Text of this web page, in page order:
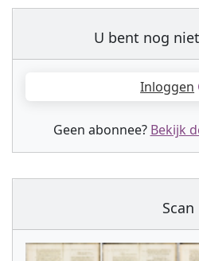
U bent nog
Inloggen
Geen abonnee? Bekijk
Scan